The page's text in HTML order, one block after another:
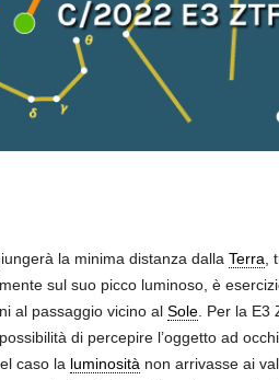
la minima distanza dalla Terra
sul suo picco luminoso, è
al passaggio vicino al Sole. Per la E3
di percepire l’oggetto ad
caso la luminosità non arrivasse ai